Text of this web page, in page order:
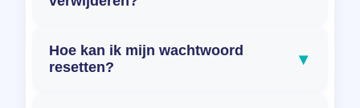
Hoe kan ik mijn wachtwoord
resetten?
▾